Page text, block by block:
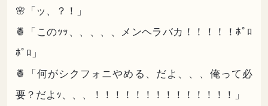
🌸「ッ、？！」
🍍「このｯｯ、、、、、メンヘラバカ！！！！！ﾎﾟﾛ
ﾎﾟﾛ」
🍍「何がシクフォニやめる、だよ、、、俺って必
要？だよｯ、、、！！！！！！！！！！！！！！」